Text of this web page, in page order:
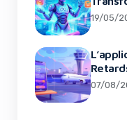
19/05/
07/08/